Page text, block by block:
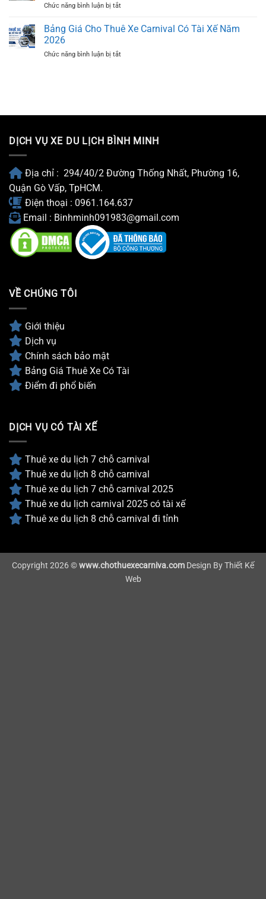
Carnival
Mũi
Thiết
Chức năng bình luận bị tắtở
thành
thực
tại
Nội
Bảng Giá Cho Thuê Xe Carnival Có Tài Xế Năm
2026
Chức năng bình luận bị tắtở
Carnival
Xế
DỊCH VỤ XE DU LỊCH BÌNH MINH
Địa chỉ : 294/40/2 Đường Thống Nhất, Phường 16,
Quận Gò Vấp, TpHCM.
Điện thoại : 0961.164.637
Email : Binhminh091983@gmail.com
VỀ CHÚNG TÔI
Giới thiệu
Dịch vụ
Chính sách bảo mật
Bảng Giá Thuê Xe Có Tài
Điểm đi phổ biến
DỊCH VỤ CÓ TÀI XẾ
Thuê xe du lịch 7 chỗ carnival
Thuê xe du lịch 8 chỗ carnival
Thuê xe du lịch 7 chỗ carnival 2025
Thuê xe du lịch carnival 2025 có tài xế
Thuê xe du lịch 8 chỗ carnival đi tỉnh
Copyright 2026 ©www.chothuexecarniva.com Design ByThiết Kế
Web